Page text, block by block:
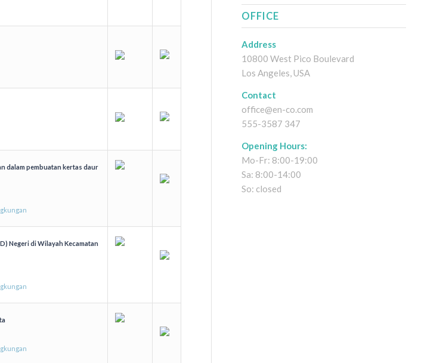
dalam pembuatan kertas daur
Negeri di Wilayah Kecamatan
OFFICE
Address
10800 West Pico Boulevard
Los Angeles, USA
Contact
office@en-co.com
555-3587 347
Opening Hours:
Mo-Fr: 8:00-19:00
Sa: 8:00-14:00
So: closed